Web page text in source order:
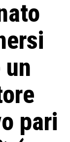
pari